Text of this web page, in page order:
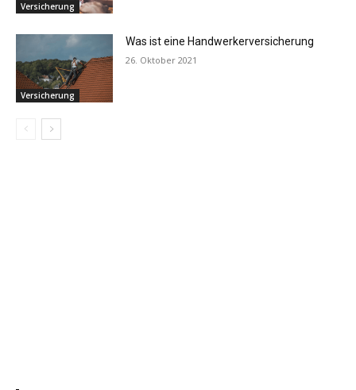
Versicherung
Versicherung
Was ist eine Handwerkerversicherung
26. Oktober 2021